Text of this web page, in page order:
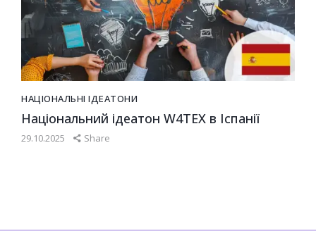
НАЦІОНАЛЬНІ ІДЕАТОНИ
Національний ідеатон W4TEX в Іспанії
29.10.2025 Share